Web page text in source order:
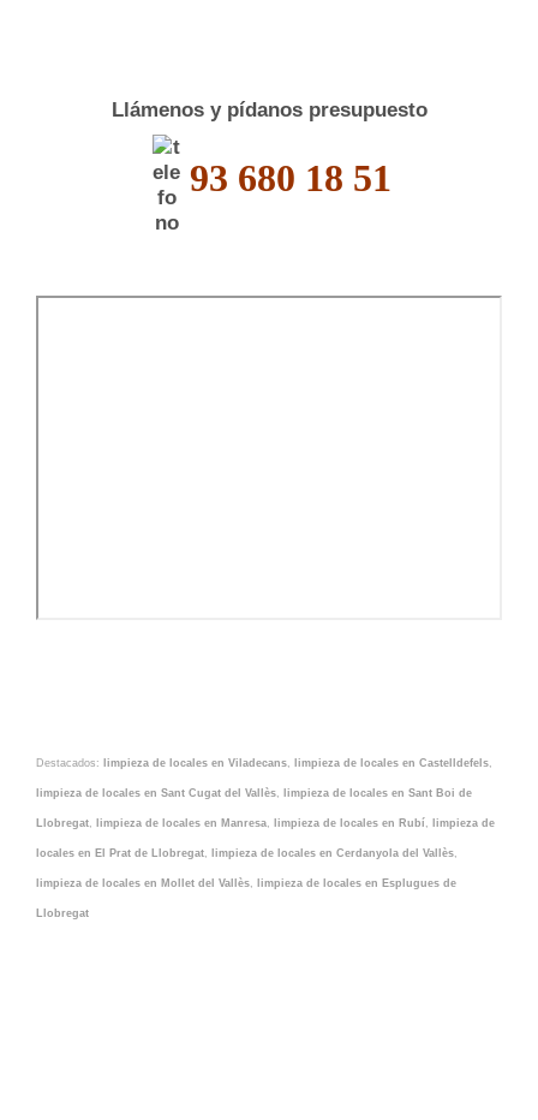
Llámenos y pídanos presupuesto
93 680 18 51
Destacados: limpieza de locales en Viladecans, limpieza de locales en Castelldefels,
limpieza de locales en Sant Cugat del Vallès, limpieza de locales en Sant Boi de
Llobregat, limpieza de locales en Manresa, limpieza de locales en Rubí , limpieza de
locales en El Prat de Llobregat, limpieza de locales en Cerdanyola del Vallès,
limpieza de locales en Mollet del Vallès, limpieza de locales en Esplugues de
Llobregat